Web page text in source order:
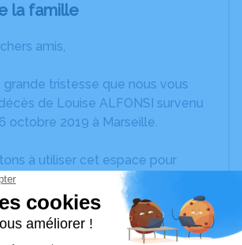
la famille
amis,
grande tristesse que nous vous
de Louise ALFONSI survenu
octobre 2019 à Marseille.
à utiliser cet espace pour
partager des photos
ou exprimer vos pensées
ou des textes. Cet endroit
dédié à honorer la